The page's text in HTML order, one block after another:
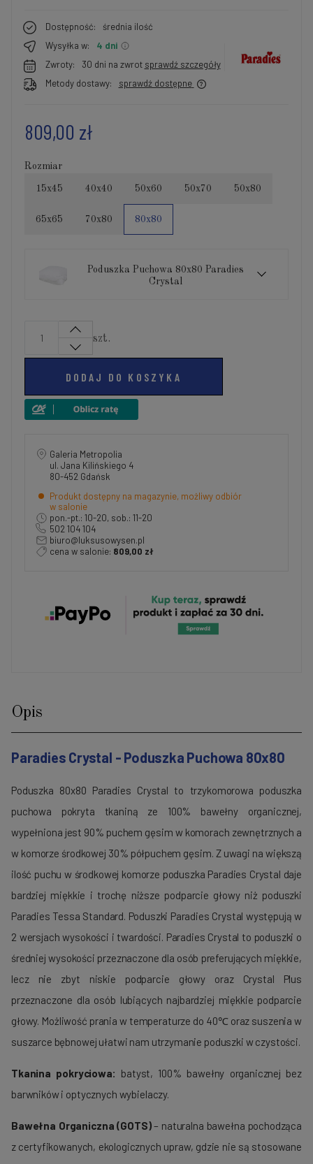
Dostępność:
średnia ilość
Wysyłka w:
4 dni
Zwroty:
30 dni na zwrot sprawdź szczegóły
Metody dostawy:
sprawdź dostępne
809,00 zł
Rozmiar
15x45 40x40 50x60 50x70 50x80
65x65 70x80 80x80
Poduszka Puchowa 80x80 Paradies
Crystal
szt.
DODAJ DO KOSZYKA
Galeria Metropolia
ul. Jana Kilińskiego 4
80-452 Gdańsk
Produkt dostępny na magazynie, możliwy odbiór
w salonie
pon.-pt.: 10-20, sob.: 11-20
502 104 104
biuro@luksusowysen.pl
cena w salonie: 809,00 zł
Opis
Paradies Crystal - Poduszka Puchowa 80x80
Poduszka 80x80 Paradies Crystal to trzykomorowa poduszka
puchowa pokryta tkaniną ze 100% bawełny organicznej,
wypełniona jest 90% puchem gęsim w komorach zewnętrznych a
w komorze środkowej 30% półpuchem gęsim. Z uwagi na większą
ilość puchu w środkowej komorze poduszka Paradies Crystal daje
bardziej miękkie i trochę niższe podparcie głowy niż poduszki
Paradies Tessa Standard. Poduszki Paradies Crystal występują w
2 wersjach wysokości i twardości. Paradies Crystal to poduszki o
średniej wysokości przeznaczone dla osób preferujących miękkie,
lecz nie zbyt niskie podparcie głowy oraz Crystal Plus
przeznaczone dla osób lubiących najbardziej miękkie podparcie
głowy. Możliwość prania w temperaturze do 40℃ oraz suszenia w
suszarce bębnowej ułatwi nam utrzymanie poduszki w czystości.
Tkanina pokryciowa: batyst, 100% bawełny organicznej bez
barwników i optycznych wybielaczy.
Bawełna Organiczna (GOTS)– naturalna bawełna pochodząca
z certyfikowanych, ekologicznych upraw, gdzie nie są stosowane